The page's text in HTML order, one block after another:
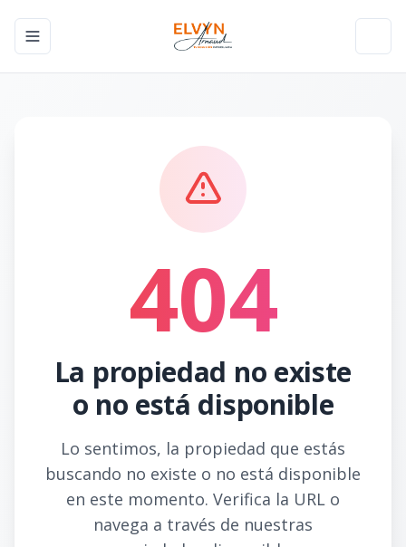
Toggle navigation menu
404
La propiedad no existe
o no está disponible
Lo sentimos, la propiedad que estás
buscando no existe o no está disponible
en este momento. Verifica la URL o
navega a través de nuestras